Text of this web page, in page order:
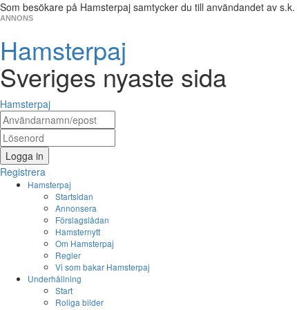
Som besökare på Hamsterpaj samtycker du till användandet av s.k.
ANNONS
Hamsterpaj
Sveriges nyaste sida
Hamsterpaj
Logga in
Registrera
Hamsterpaj
Startsidan
Annonsera
Förslagslådan
Hamsternytt
Om Hamsterpaj
Regler
Vi som bakar Hamsterpaj
Underhållning
Start
Roliga bilder